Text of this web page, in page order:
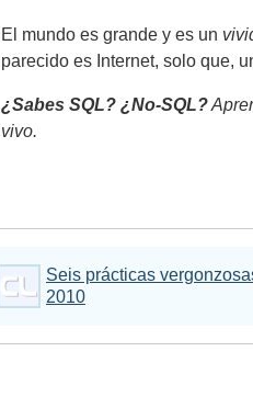
El mundo es grande y es un
parecido es Internet, solo que,
¿Sabes SQL? ¿No-SQL?
vivo.
Seis prácticas
2010